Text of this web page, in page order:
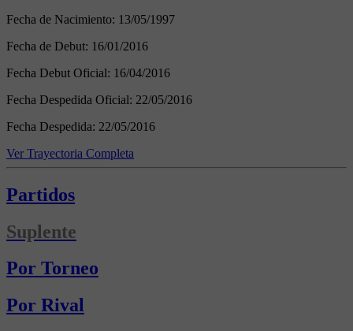
Fecha de Nacimiento: 13/05/1997
Fecha de Debut: 16/01/2016
Fecha Debut Oficial: 16/04/2016
Fecha Despedida Oficial: 22/05/2016
Fecha Despedida: 22/05/2016
Ver Trayectoria Completa
Partidos
Suplente
Por Torneo
Por Rival